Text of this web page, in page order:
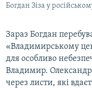
Богдан Зіза у
Зараз Богдан
«Владимирському
для особливо
Владимир.
через листи, які